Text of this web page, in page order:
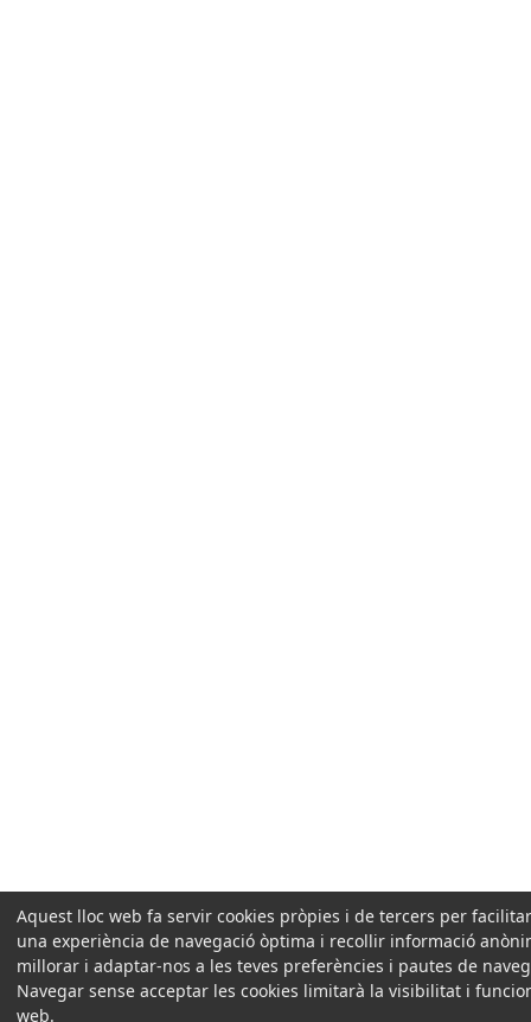
Aquest lloc web fa servir cookies pròpies i de tercers per
una experiència de navegació òptima i recollir informació
millorar i adaptar-nos a les teves preferències i pautes de
Navegar sense acceptar les cookies limitarà la visibilitat i
web.